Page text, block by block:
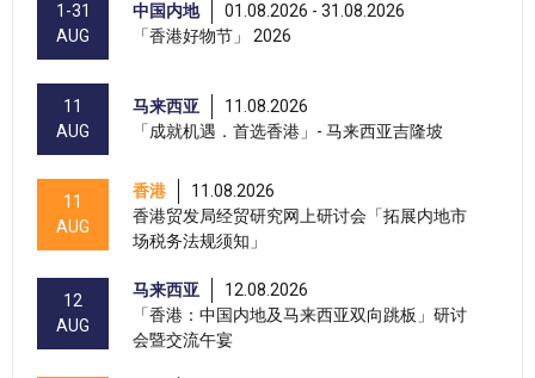
1-31
AUG
中国内地
01.08.2026 - 31.08.2026
「香港好物节」 2026
11
AUG
马来西亚
11.08.2026
「成就机遇．首选香港」- 马来西亚吉隆坡
11
AUG
香港
11.08.2026
香港贸发局经贸研究网上研讨会「拓展内地市
场税务法规须知」
12
AUG
马来西亚
12.08.2026
「香港：中国内地及马来西亚双向跳板」研讨
会暨交流午宴